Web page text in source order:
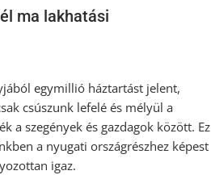
ma lakhatási
egymillió háztartást jelent,
csúszunk lefelé és mélyül a
a szegények és gazdagok között. Ez
a nyugati országrészhez képest
igaz.